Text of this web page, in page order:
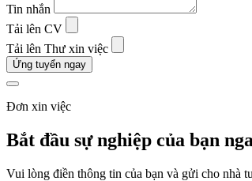
Tin nhắn
Tải lên CV
Tải lên Thư xin việc
Ứng tuyển ngay
Đơn xin việc
Bắt đầu sự nghiệp của bạn
Vui lòng điền thông tin của bạn và gửi cho nhà